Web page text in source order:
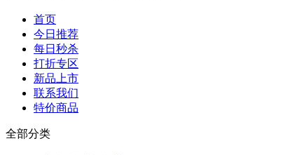
首页
今日推荐
每日秒杀
打折专区
新品上市
联系我们
特价商品
全部分类